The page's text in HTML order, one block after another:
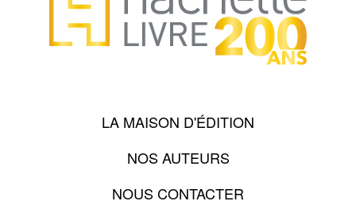
LA MAISON D'ÉDITION
NOS AUTEURS
NOUS CONTACTER